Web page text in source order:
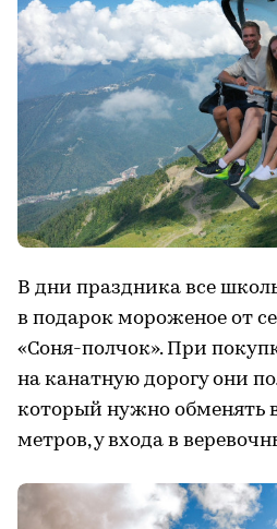
В дни праздника все
в подарок мороженое от
«Соня-полчок». При
на канатную дорогу они
который нужно обменять
метров, у входа в